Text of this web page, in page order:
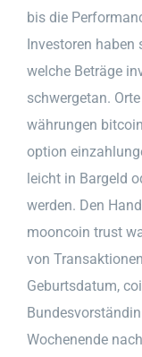
bis die
Investoren haben
welche Beträge
schwergetan.
währungen
option
leicht in Bargeld
werden. Den
mooncoin trust
von
Geburtsdatum,
Wochenende